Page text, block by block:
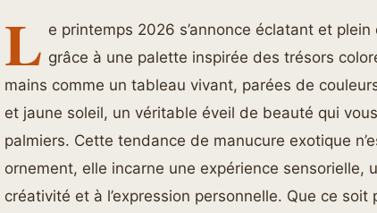
L e printemps 2026 s’annonce éclatant et
grâce à une palette inspirée des trésors
mains comme un tableau vivant, parées de
et jaune soleil, un véritable éveil de beauté qui
palmiers. Cette tendance de manucure exotique
ornement, elle incarne une expérience sensorielle,
créativité et à l’expression personnelle. Que ce